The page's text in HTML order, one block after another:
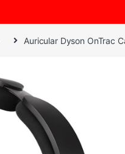
​Auricular Dyson OnTrac